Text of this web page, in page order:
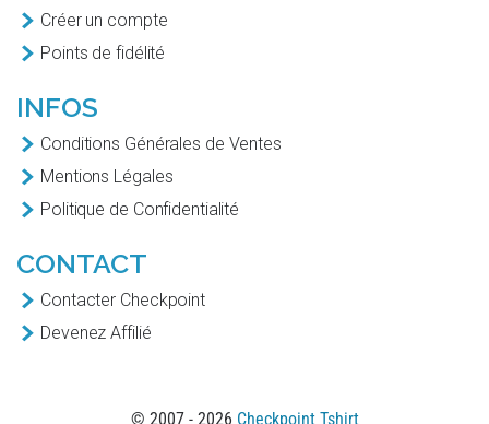
Créer un compte
Points de fidélité
INFOS
Conditions Générales de Ventes
Mentions Légales
Politique de Confidentialité
CONTACT
Contacter Checkpoint
Devenez Affilié
© 2007 - 2026 Checkpoint Tshirt